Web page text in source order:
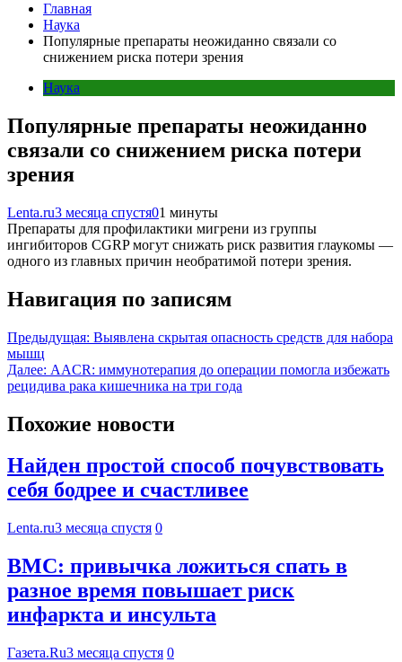
Главная
Наука
Популярные препараты неожиданно связали со
снижением риска потери зрения
Наука
Популярные препараты неожиданно
связали со снижением риска потери
зрения
Lenta.ru3 месяца спустя01 минуты
Препараты для профилактики мигрени из группы
ингибиторов CGRP могут снижать риск развития глаукомы —
одного из главных причин необратимой потери зрения.
Навигация по записям
Предыдущая: Выявлена скрытая опасность средств для набора
мышц
Далее: AACR: иммунотерапия до операции помогла избежать
рецидива рака кишечника на три года
Похожие новости
Найден простой способ почувствовать
себя бодрее и счастливее
Lenta.ru3 месяца спустя 0
BMC: привычка ложиться спать в
разное время повышает риск
инфаркта и инсульта
Газета.Ru3 месяца спустя 0